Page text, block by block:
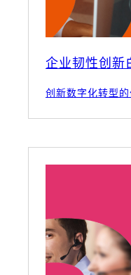
企业韧性创新
创新数字化转型的